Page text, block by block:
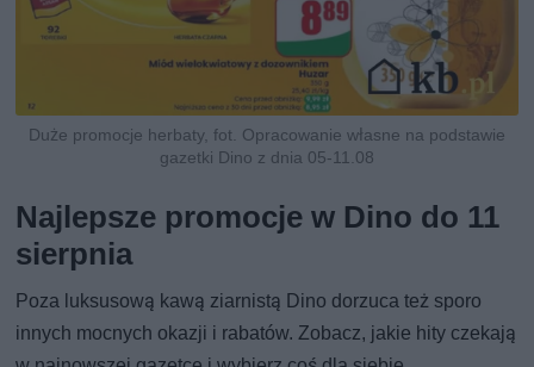
Duże promocje herbaty, fot. Opracowanie własne na podstawie
gazetki Dino z dnia 05-11.08
Najlepsze promocje w Dino do 11
sierpnia
Poza luksusową kawą ziarnistą Dino dorzuca też sporo
innych mocnych okazji i rabatów. Zobacz, jakie hity czekają